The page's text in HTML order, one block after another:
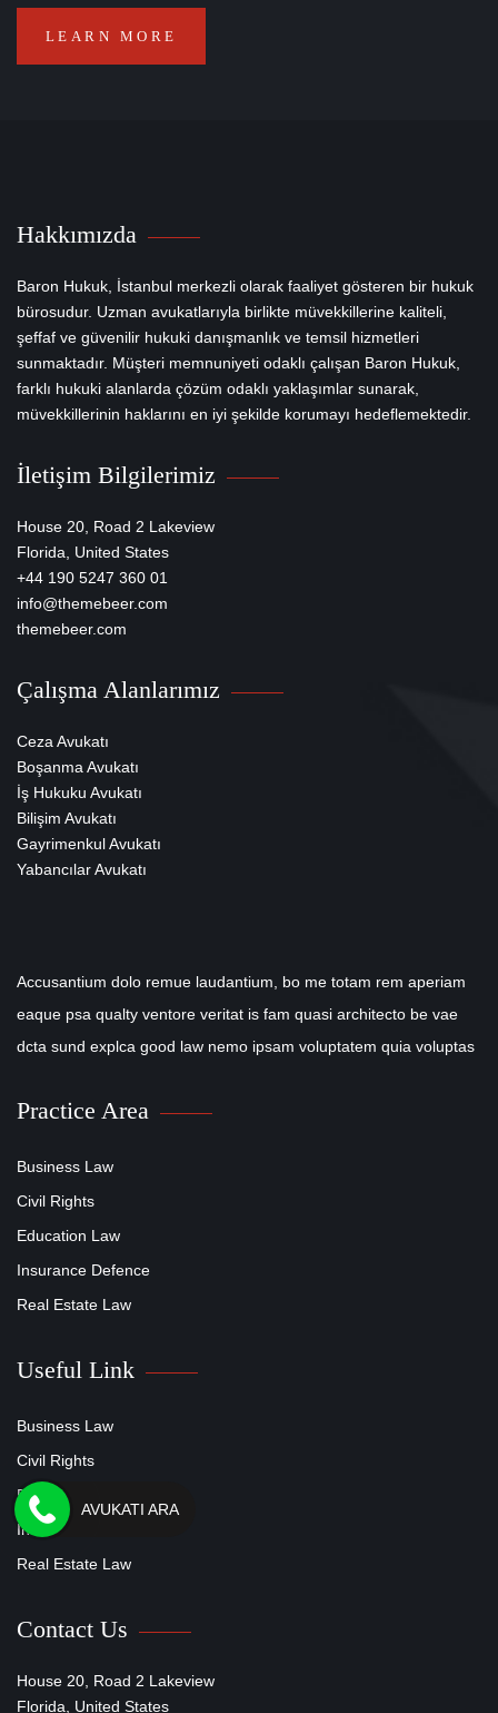
LEARN MORE
Hakkımızda
Baron Hukuk, İstanbul merkezli olarak faaliyet gösteren bir hukuk
bürosudur. Uzman avukatlarıyla birlikte müvekkillerine kaliteli,
şeffaf ve güvenilir hukuki danışmanlık ve temsil hizmetleri
sunmaktadır. Müşteri memnuniyeti odaklı çalışan Baron Hukuk,
farklı hukuki alanlarda çözüm odaklı yaklaşımlar sunarak,
müvekkillerinin haklarını en iyi şekilde korumayı hedeflemektedir.
İletişim Bilgilerimiz
House 20, Road 2 Lakeview
Florida, United States
+44 190 5247 360 01
info@themebeer.com
themebeer.com
Çalışma Alanlarımız
Ceza Avukatı
Boşanma Avukatı
İş Hukuku Avukatı
Bilişim Avukatı
Gayrimenkul Avukatı
Yabancılar Avukatı
Accusantium dolo remue laudantium, bo me totam rem aperiam
eaque psa qualty ventore veritat is fam quasi architecto be vae
dcta sund explca good law nemo ipsam voluptatem quia voluptas
Practice Area
Business Law
Civil Rights
Education Law
Insurance Defence
Real Estate Law
Useful Link
Business Law
Civil Rights
Education Law
Insurance Defence
Real Estate Law
Contact Us
House 20, Road 2 Lakeview
Florida, United States
AVUKATI ARA